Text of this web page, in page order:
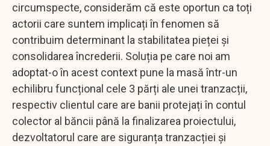
circumspecte, considerăm că este oportun ca toți
actorii care suntem implicați în fenomen să
contribuim determinant la stabilitatea pieței și
consolidarea încrederii. Soluția pe care noi am
adoptat-o în acest context pune la masă într-un
echilibru funcțional cele 3 părți ale unei tranzacții,
respectiv clientul care are banii protejați în contul
colector al băncii până la finalizarea proiectului,
dezvoltatorul care are siguranța tranzacției și